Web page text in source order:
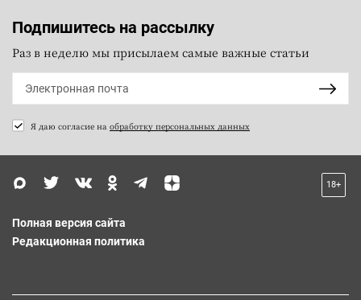
Подпишитесь на рассылку
Раз в неделю мы присылаем самые важные статьи
Я даю согласие на обработку персональных данных
18+
Полная версия сайта
Редакционная политика